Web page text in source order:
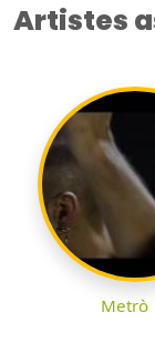
Artistes
Metrò